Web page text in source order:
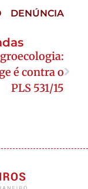
DENÚNCIA
é contra o
PLS 531/15